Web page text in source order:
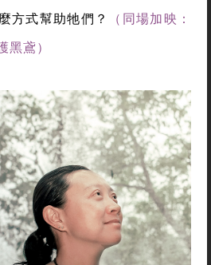
方式幫助牠們？
（同場加映：
鳶）